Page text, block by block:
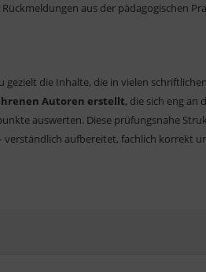
aus der pädagogischen
gezielt die Inhalte, die in vielen
Autoren erstellt, die sich eng an
auswerten. Diese prüfungsnahe
verständlich aufbereitet, fachlich korrekt